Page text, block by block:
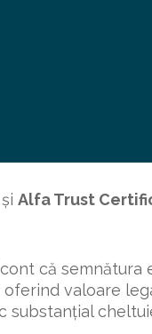
și Alfa Trust
că semnătura
valoare
substanțial